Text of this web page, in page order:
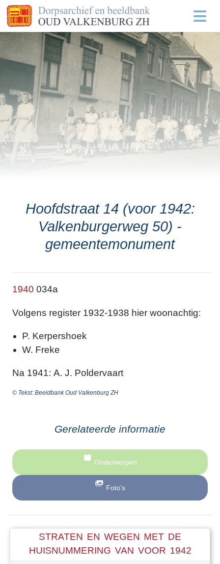
Hoofdstraat 14 (voor 1942:
Valkenburgerweg 50) -
gemeentemonument
1940 034a
Volgens register 1932-1938 hier woonachtig:
P. Kerpershoek
W. Freke
Na 1941: A. J. Poldervaart
© Tekst: Beeldbank Oud Valkenburg ZH
Gerelateerde informatie
Onderwerpen
Foto’s
STRATEN EN WEGEN MET DE
HUISNUMMERING VAN VOOR 1942